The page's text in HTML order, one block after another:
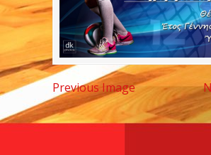
Previous Image